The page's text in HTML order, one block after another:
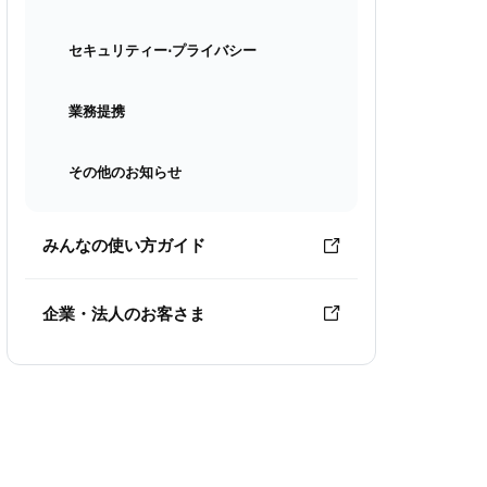
セキュリティー⋅プライバシー
業務提携
その他のお知らせ
みんなの使い方ガイド
企業・法人のお客さま